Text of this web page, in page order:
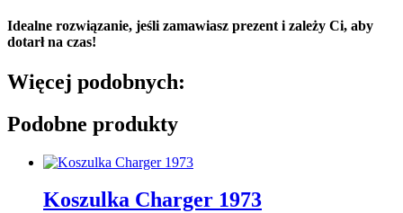
Idealne rozwiązanie, jeśli zamawiasz prezent i zależy Ci, aby
dotarł na czas!
Więcej podobnych:
Podobne produkty
Koszulka Charger 1973